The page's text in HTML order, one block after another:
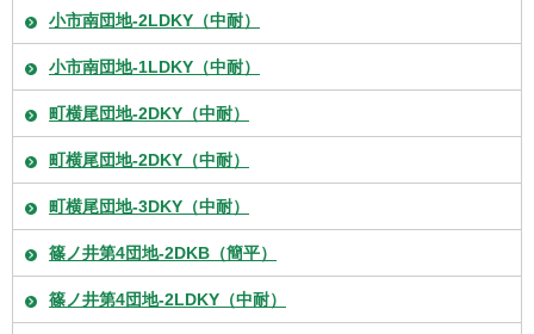
小市南団地-2LDKY（中耐）
小市南団地-1LDKY（中耐）
町横尾団地-2DKY（中耐）
町横尾団地-2DKY（中耐）
町横尾団地-3DKY（中耐）
篠ノ井第4団地-2DKB（簡平）
篠ノ井第4団地-2LDKY（中耐）